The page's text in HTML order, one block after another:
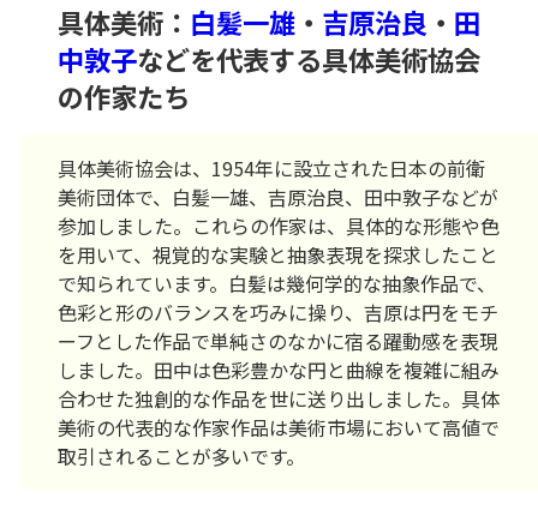
具体美術： 白髪一雄 ・ 吉原治良 ・ 田
中敦子などを代表する具体美術協会
の作家たち
具体美術協会は、1954年に設立された日本の前衛
美術団体で、白髪一雄、吉原治良、田中敦子などが
参加しました。これらの作家は、具体的な形態や色
を用いて、視覚的な実験と抽象表現を探求したこと
で知られています。白髪は幾何学的な抽象作品で、
色彩と形のバランスを巧みに操り、吉原は円をモチ
ーフとした作品で単純さのなかに宿る躍動感を表現
しました。田中は色彩豊かな円と曲線を複雑に組み
合わせた独創的な作品を世に送り出しました。具体
美術の代表的な作家作品は美術市場において高値で
取引されることが多いです。